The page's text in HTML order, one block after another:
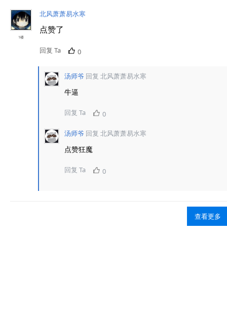
1楼
北风萧萧易水寒
点赞了
回复 Ta 0
汤师爷 回复 北风萧萧易水寒
牛逼
回复 Ta 0
汤师爷 回复 北风萧萧易水寒
点赞狂魔
回复 Ta 0
查看更多